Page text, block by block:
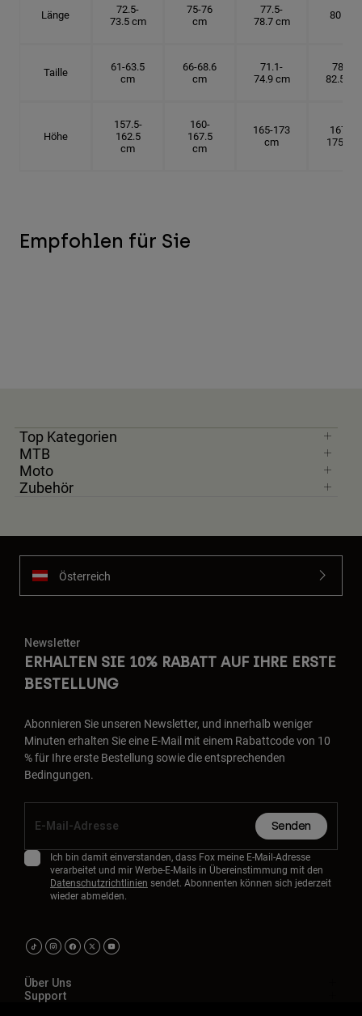
Länge
72.5-
73.5 cm
75-76
cm
77.5-
78.7 cm
80 cm
Taille
61-63.5
cm
66-68.6
cm
71.1-
74.9 cm
78.7-
82.5 cm
Höhe
157.5-
162.5
cm
160-
167.5
cm
165-173
cm
167.5-
175 cm
Empfohlen für Sie
Top Kategorien
MTB
Moto
Zubehör
Österreich
Newsletter
ERHALTEN SIE 10% RABATT AUF IHRE ERSTE
BESTELLUNG
Abonnieren Sie unseren Newsletter, und innerhalb weniger
Minuten erhalten Sie eine E-Mail mit einem Rabattcode von 10
% für Ihre erste Bestellung sowie die entsprechenden
Bedingungen.
Senden
Ich bin damit einverstanden, dass Fox meine E-Mail-Adresse
verarbeitet und mir Werbe-E-Mails in Übereinstimmung mit den
Datenschutzrichtlinien sendet. Abonnenten können sich jederzeit
wieder abmelden.
Über Uns
Support